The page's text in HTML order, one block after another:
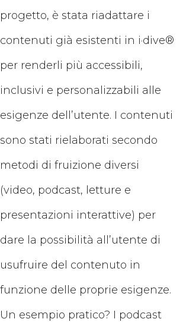
progetto, è stata riadattare i
contenuti già esistenti in i·dive®
per renderli più accessibili,
inclusivi e personalizzabili alle
esigenze dell’utente. I contenuti
sono stati rielaborati secondo
metodi di fruizione diversi
(video, podcast, letture e
presentazioni interattive) per
dare la possibilità all’utente di
usufruire del contenuto in
funzione delle proprie esigenze.
Un esempio pratico? I podcast